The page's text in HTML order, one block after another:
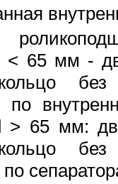
65 мм -
кольцо
по
65 мм:
кольцо